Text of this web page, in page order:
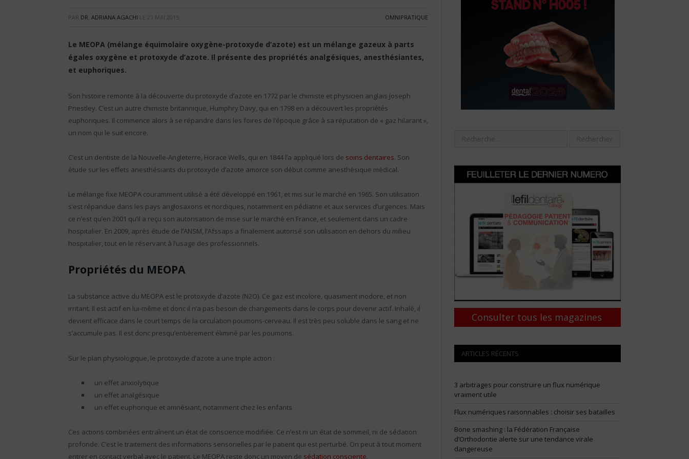
PAR DR. ADRIANA AGACHI LE 21 MAI 2015 OMNIPRATIQUE
Le MEOPA (mélange équimolaire oxygène-protoxyde d’azote) est un mélange gazeux à parts
égales oxygène et protoxyde d’azote. Il présente des propriétés analgésiques, anesthésiantes,
et euphoriques.
Son histoire remonte à la découverte du protoxyde d’azote en 1772 par le chimiste et physicien anglais Joseph
Priestley. C’est un autre chimiste britannique, Humphry Davy, qui en 1798 en a découvert les propriétés
euphoriques. Il commence alors à se répandre dans les foires de l’époque grâce à sa réputation de « gaz hilarant »,
un nom qui le suit encore.
C’est un dentiste de la Nouvelle-Angleterre, Horace Wells, qui en 1844 l’a appliqué lors de soins dentaires. Son
étude sur les effets anesthésiants du protoxyde d’azote amorce son début comme anesthésique médical.
Le mélange fixe MEOPA couramment utilisé a été développé en 1961, et mis sur le marché en 1965. Son utilisation
s’est répandue dans les pays anglosaxons et nordiques, notamment en pédiatrie et aux services d’urgences. Mais
ce n’est qu’en 2001 qu’il a reçu son autorisation de mise sur le marché en France, et seulement dans un cadre
hospitalier. En 2009, après étude de l’ANSM, l’Afssaps a finalement autorisé son utilisation en dehors du milieu
hospitalier, tout en le réservant à l’usage des professionnels.
Propriétés du MEOPA
La substance active du MEOPA est le protoxyde d’azote (N2O). Ce gaz est incolore, quasiment inodore, et non
irritant. Il est actif en lui-même et donc il n’a pas besoin de changements dans le corps pour devenir actif. Inhalé, il
devient efficace dans le court temps de la circulation poumons-cerveau. Il est très peu soluble dans le sang et ne
s’accumule pas. Il est donc presqu’entièrement éliminé par les poumons.
Sur le plan physiologique, le protoxyde d’azote a une triple action :
un effet anxiolytique
un effet analgésique
un effet euphorique et amnésiant, notamment chez les enfants
Ces actions combinées entraînent un état de conscience modifiée. Ce n’est ni un état de sommeil, ni de sédation
profonde. C’est le traitement des informations sensorielles par le patient qui est perturbé. On peut à tout moment
entrer en contact verbal avec le patient. Le MEOPA reste donc un moyen de sédation consciente.
Consulter tous les magazines
ARTICLES RÉCENTS
3 arbitrages pour construire un flux numérique
vraiment utile
Flux numériques raisonnables : choisir ses batailles
Bone smashing : la Fédération Française
d’Orthodontie alerte sur une tendance virale
dangereuse